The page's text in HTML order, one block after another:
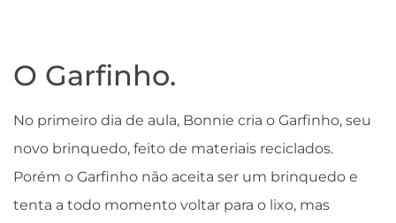
O Garfinho.
No primeiro dia de aula, Bonnie cria o Garfinho, seu
novo brinquedo, feito de materiais reciclados.
Porém o Garfinho não aceita ser um brinquedo e
tenta a todo momento voltar para o lixo, mas